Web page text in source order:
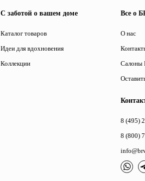
С заботой о вашем доме
Каталог товаров
Идеи для вдохновения
Коллекции
Все о
О нас
Салоны
8 (495)
8 (800)